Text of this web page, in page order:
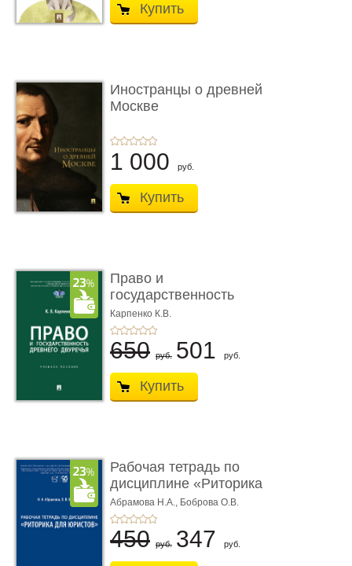
Купить
Иностранцы о древней
Москве
1 000 руб.
Купить
Право и
государственность
Древнего Двуречья. �
...
Карпенко К.В.
650 руб. 501 руб.
Купить
Рабочая тетрадь по
дисциплине «Риторика
для ю� ...
Абрамова Н.А., Боброва О.В.
450 руб. 347 руб.